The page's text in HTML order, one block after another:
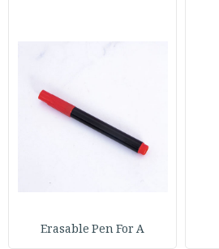
Erasable Pen For A